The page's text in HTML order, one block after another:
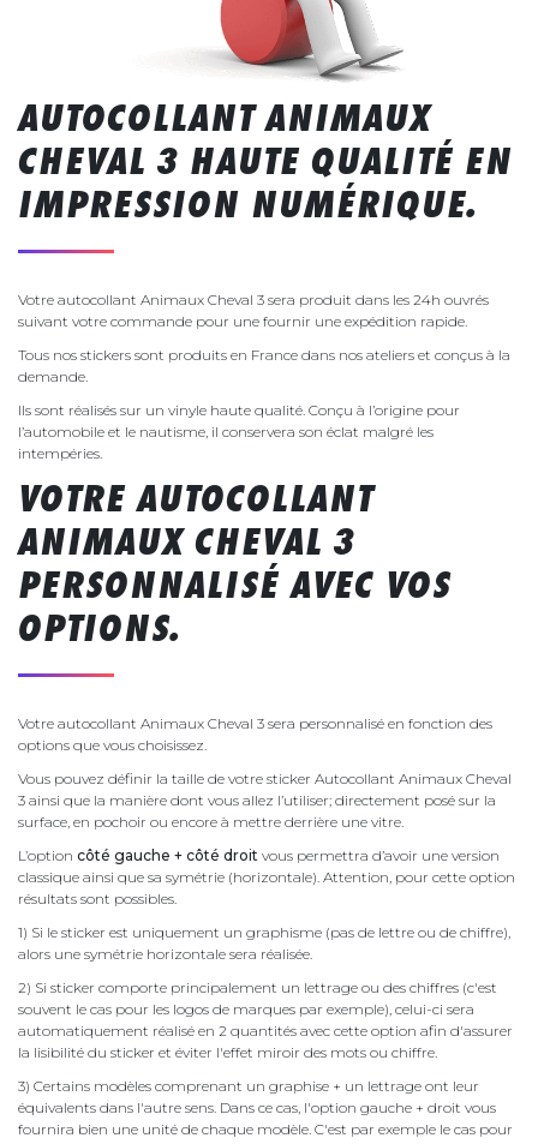
AUTOCOLLANT ANIMAUX
CHEVAL 3 HAUTE QUALITÉ EN
IMPRESSION NUMÉRIQUE.
Votre autocollant Animaux Cheval 3 sera produit dans les 24h ouvrés
suivant votre commande pour une fournir une expédition rapide.
Tous nos stickers sont produits en France dans nos ateliers et conçus à la
demande.
Ils sont réalisés sur un vinyle haute qualité. Conçu à l’origine pour
l’automobile et le nautisme, il conservera son éclat malgré les
intempéries.
VOTRE AUTOCOLLANT
ANIMAUX CHEVAL 3
PERSONNALISÉ AVEC VOS
OPTIONS.
Votre autocollant Animaux Cheval 3 sera personnalisé en fonction des
options que vous choisissez.
Vous pouvez définir la taille de votre sticker Autocollant Animaux Cheval
3 ainsi que la manière dont vous allez l’utiliser; directement posé sur la
surface, en pochoir ou encore à mettre derrière une vitre.
L’option côté gauche + côté droit vous permettra d’avoir une version
classique ainsi que sa symétrie (horizontale). Attention, pour cette option
résultats sont possibles.
1) Si le sticker est uniquement un graphisme (pas de lettre ou de chiffre),
alors une symétrie horizontale sera réalisée.
2) Si sticker comporte principalement un lettrage ou des chiffres (c'est
souvent le cas pour les logos de marques par exemple), celui-ci sera
automatiquement réalisé en 2 quantités avec cette option afin d'assurer
la lisibilité du sticker et éviter l'effet miroir des mots ou chiffre.
3) Certains modèles comprenant un graphise + un lettrage ont leur
équivalents dans l'autre sens. Dans ce cas, l'option gauche + droit vous
fournira bien une unité de chaque modèle. C'est par exemple le cas pour